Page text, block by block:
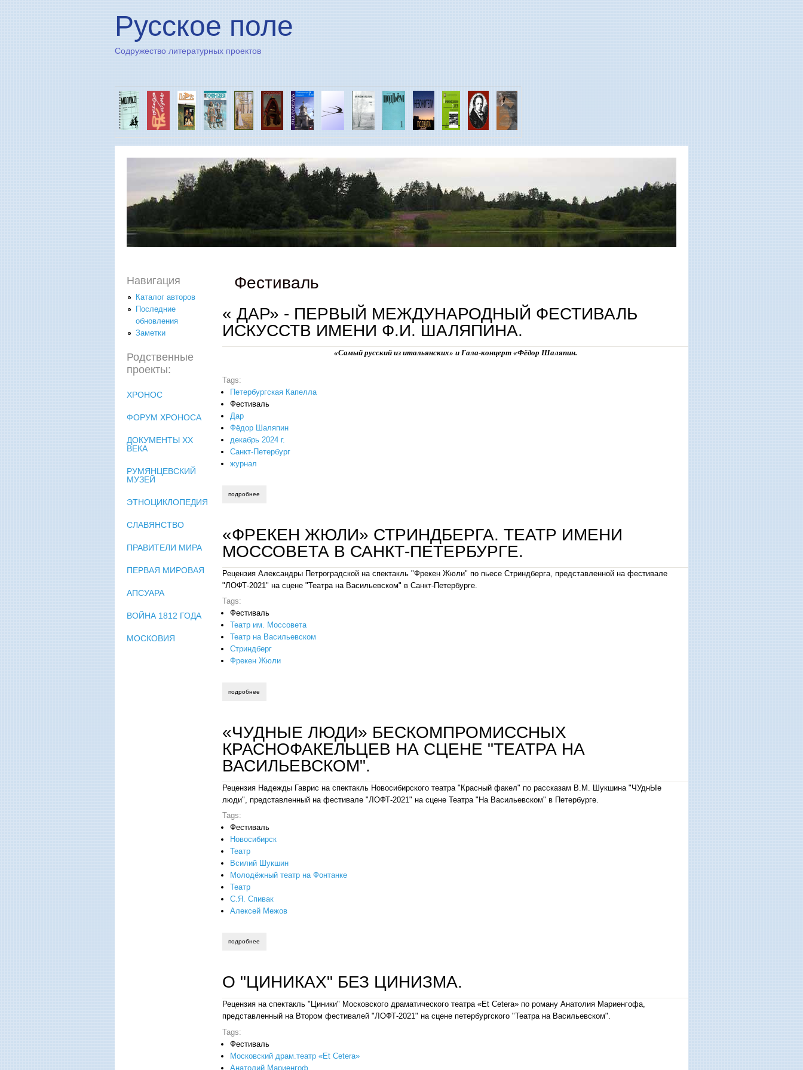
Русское поле
Содружество литературных проектов
Фестиваль
« ДАР» - ПЕРВЫЙ МЕЖДУНАРОДНЫЙ ФЕСТИВАЛЬ
ИСКУССТВ ИМЕНИ Ф.И. ШАЛЯПИНА.
«Самый русский из итальянских» и Гала-концерт «Фёдор Шаляпин.
Tags:
Петербургская Капелла
Фестиваль
Дар
Фёдор Шаляпин
декабрь 2024 г.
Санкт-Петербург
журнал
подробнее
«ФРЕКЕН ЖЮЛИ» СТРИНДБЕРГА. ТЕАТР ИМЕНИ
МОССОВЕТА В САНКТ-ПЕТЕРБУРГЕ.
Рецензия Александры Петроградской на спектакль "Фрекен Жюли" по пьесе Стриндберга, представленной на фестивале
"ЛОФТ-2021" на сцене "Театра на Васильевском" в Санкт-Петербурге.
Tags:
Фестиваль
Театр им. Моссовета
Театр на Васильевском
Стриндберг
Фрекен Жюли
подробнее
«ЧУДНЫЕ ЛЮДИ» БЕСКОМПРОМИССНЫХ
КРАСНОФАКЕЛЬЦЕВ НА СЦЕНЕ "ТЕАТРА НА
ВАСИЛЬЕВСКОМ".
Рецензия Надежды Гаврис на спектакль Новосибирского театра "Красный факел" по рассказам В.М. Шукшина "ЧУднЫе
люди", представленный на фестивале "ЛОФТ-2021" на сцене Театра "На Васильевском" в Петербурге.
Tags:
Фестиваль
Новосибирск
Театр
Всилий Шукшин
Молодёжный театр на Фонтанке
Театр
С.Я. Спивак
Алексей Межов
подробнее
О "ЦИНИКАХ" БЕЗ ЦИНИЗМА.
Рецензия на спектакль "Циники" Московского драматического театра «Et Сetera» по роману Анатолия Мариенгофа,
представленный на Втором фестивалей "ЛОФТ-2021" на сцене петербургского "Театра на Васильевском".
Tags:
Фестиваль
Московский драм.театр «Et Сetera»
Анатолий Мариенгоф
Навигация
Каталог авторов
Последние
обновления
Заметки
Родственные
проекты:
ХРОНОС
ФОРУМ ХРОНОСА
ДОКУМЕНТЫ XX
ВЕКА
РУМЯНЦЕВСКИЙ
МУЗЕЙ
ЭТНОЦИКЛОПЕДИЯ
СЛАВЯНСТВО
ПРАВИТЕЛИ МИРА
ПЕРВАЯ МИРОВАЯ
АПСУАРА
ВОЙНА 1812 ГОДА
МОСКОВИЯ